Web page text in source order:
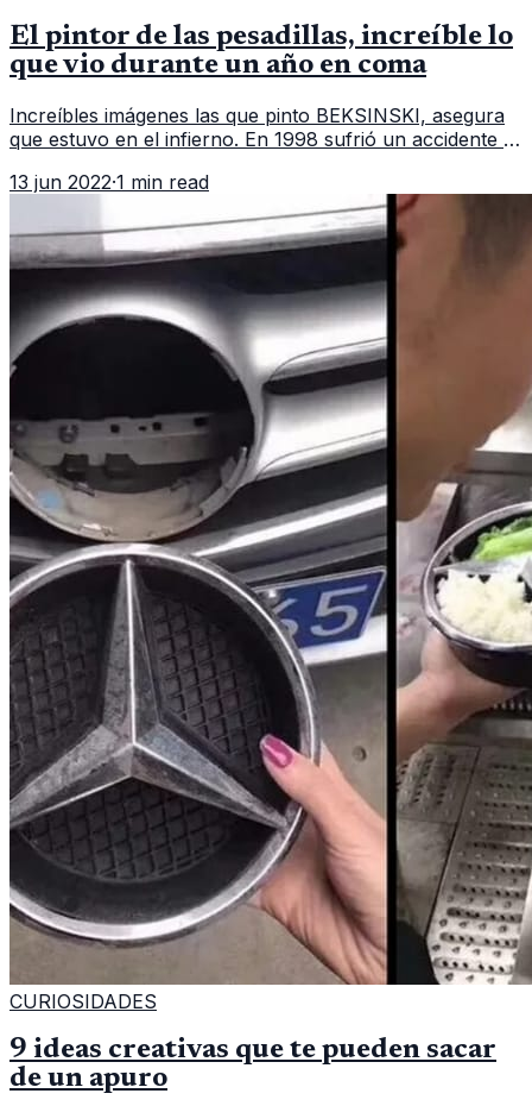
El pintor de las pesadillas, increíble lo
que vio durante un año en coma
Increíbles imágenes las que pinto BEKSINSKI, asegura
que estuvo en el infierno. En 1998 sufrió un accidente y
solo veras en tus
13 jun 2022·1 min read
CURIOSIDADES
9 ideas creativas que te pueden sacar
de un apuro